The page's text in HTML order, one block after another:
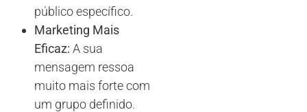
público específico.
Marketing Mais
Eficaz: A sua
mensagem ressoa
muito mais forte com
um grupo definido.